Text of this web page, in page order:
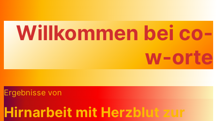
Willkommen bei co-
w-orte
Ergebnisse von
Hirnarbeit mit Herzblut zur